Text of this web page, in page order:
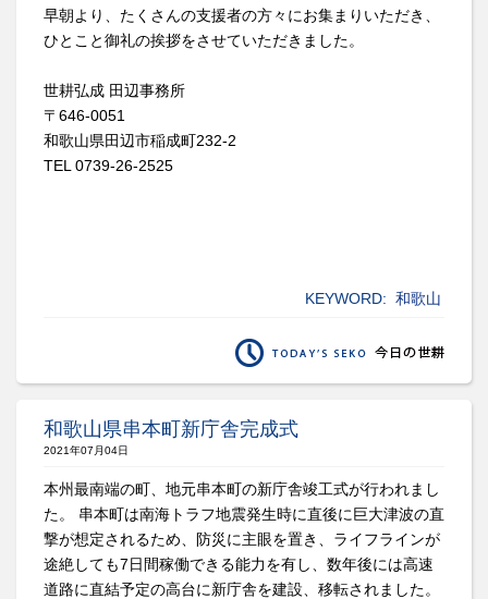
早朝より、たくさんの支援者の方々にお集まりいただき、
ひとこと御礼の挨拶をさせていただきました。
世耕弘成 田辺事務所
〒646-0051
和歌山県田辺市稲成町232-2
TEL 0739-26-2525
KEYWORD: 和歌山
和歌山県串本町新庁舎完成式
2021年07月04日
本州最南端の町、地元串本町の新庁舎竣工式が行われまし
た。 串本町は南海トラフ地震発生時に直後に巨大津波の直
撃が想定されるため、防災に主眼を置き、ライフラインが
途絶しても7日間稼働できる能力を有し、数年後には高速
道路に直結予定の高台に新庁舎を建設、移転されました。